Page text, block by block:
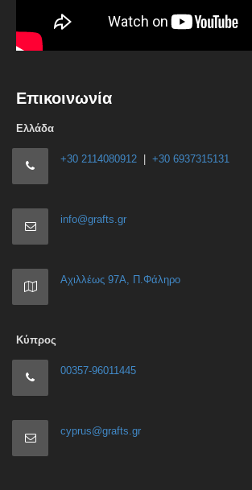
Επικοινωνία
Ελλάδα
+30 2114080912 +30 6937315131
info@grafts.gr
Αχιλλέως 97Α, Π.Φάληρο
Κύπρος
00357-96011445
cyprus@grafts.gr